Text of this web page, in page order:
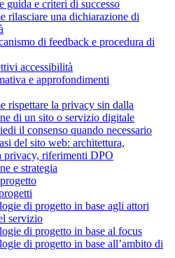
guida e criteri di successo
rilasciare una dichiarazione di
di feedback e procedura di
accessibilità
e approfondimenti
rispettare la privacy sin dalla
di un sito o servizio digitale
il consenso quando necessario
del sito web: architettura,
privacy, riferimenti DPO
e strategia
di progetto in base agli attori
servizio
di progetto in base al focus
di progetto in base all’ambito di